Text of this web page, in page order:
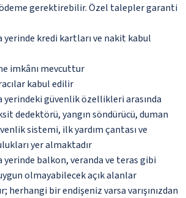
ödeme gerektirebilir. Özel talepler garanti
yerinde kredi kartları ve nakit kabul
imkânı mevcuttur
kabul edilir
yerindeki güvenlik özellikleri arasında
dedektörü, yangın söndürücü, duman
sistemi, ilk yardım çantası ve
yer almaktadır
yerinde balkon, veranda ve teras gibi
olmayabilecek açık alanlar
herhangi bir endişeniz varsa varışınızdan